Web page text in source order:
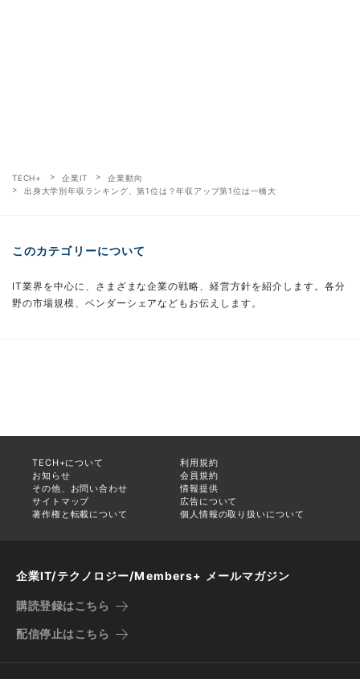
TECH+ 企業IT
企業動向
出身大学別年収ランキング、第1位は？年収アップ第1位は一橋大
このカテゴリーについて
IT業界を中心に、さまざまな企業の戦略、経営方針を紹介します。各分
野の市場規模、ベンダーシェアなどもお伝えします。
TECH+について
利用規約
お知らせ
会員規約
その他、お問い合わせ
情報提供
サイトマップ
広告について
著作権と転載について
個人情報の取り扱いについて
企業IT/テクノロジー/Members+ メールマガジン
購読登録はこちら
配信停止はこちら